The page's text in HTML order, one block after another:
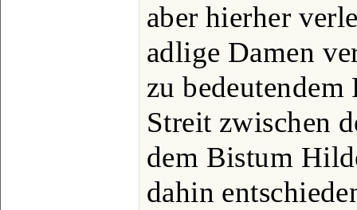
aber hierher
adlige Damen
zu
Streit zwischen
dem Bistum
dahin